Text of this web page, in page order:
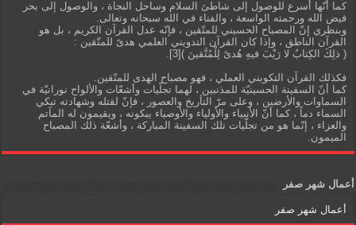
كما أنّها أسرع للوصول إلى شاطئ السلام وساحل النجاة ، والوصول إلى بحر
فيض الله ورحمته الواسعة ، والفناء في الله سبحانه وتعالى.
وبنظري إنّ المصباح الحسيني للمتّقين ، فإنّه عدل القرآن الكريم ، بل هو
القرآن الناطق ، وإذا كان القرآن التدويني العلمي هدىً للمتّقين :
( ذلِكَ الكِتابُ لا رَيْبَ فيهِ هُدىً لِلْمُتَّقينَ )[3].
فكذلك القرآن التكويني العملي ، فهو مصباح الهدى للمتّقين.
كما أنّ السفينة الحسينيّة للمذنبين ، لهما تجلّيات وأشعّات والألواح نورانيّة في
السماوات والأرضين ، وعلى مرّ التأريخ والعصور ، فإنّ لقتله وشهادته تبكي
السماء دماً ، كما أنّ الأنبياء والأولياء والأوصياء يبكونه ، ويقيمون له المآتم
والعزاء ، إنّما هو من تجلّيات تلك السفينة المباركة ، وأشعّة ذلك المصباح
الميمون.
أعمال شهر صفر
أعمال شهر صفر